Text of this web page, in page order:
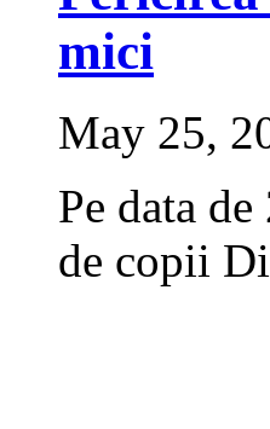
mici
May 25,
Pe data
de copii